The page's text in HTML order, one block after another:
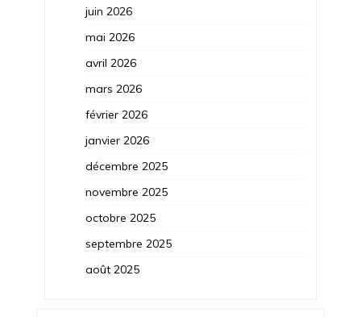
juin 2026
mai 2026
avril 2026
mars 2026
février 2026
janvier 2026
décembre 2025
novembre 2025
octobre 2025
septembre 2025
août 2025